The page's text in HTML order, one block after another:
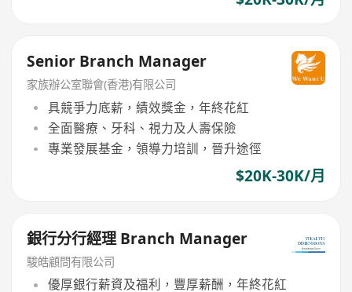
Senior Branch Manager
家族辦公室聯會(香港)有限公司
具競爭力底薪，績效獎金，年終花紅
全面醫療、牙科、視力及人壽保險
專業發展基金，領導力培訓，晉升途徑
$20K-30K/月
銀行分行經理 Branch Manager
駿皓顧問有限公司
優厚銀行薪資及福利，豐厚薪酬，年終花紅